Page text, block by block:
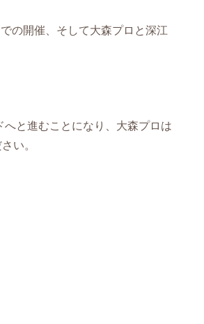
の開催、そして大森プロと深江
と進むことになり、大森プロは
い。